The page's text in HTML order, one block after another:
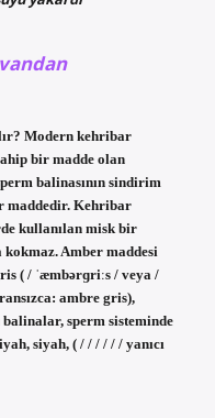
Modern kehribar
bir madde olan
balinasının sindirim
maddedir. Kehribar
kullanılan misk bir
Amber maddesi
( / ˈæmbərɡriːs / veya /
ambre gris),
sperm sisteminde
siyah, ( / / / / / / yanıcı